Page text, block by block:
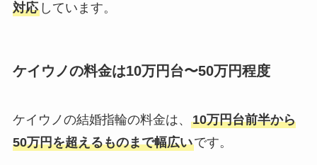
対応しています。
ケイウノの料金は10万円台〜50万円程度
ケイウノの結婚指輪の料金は、 10万円台前半から
50万円を超えるものまで幅広いです。